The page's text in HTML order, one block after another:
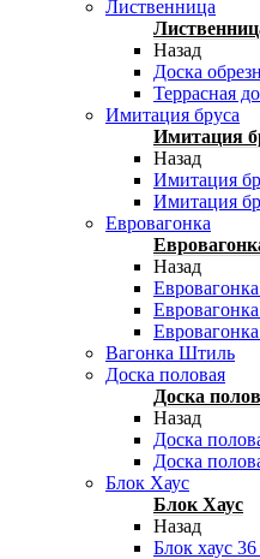
Лиственница
Назад
Доска
Террасная
Имитация бруса
Имитация
Назад
Имитация
Имитация
Евровагонка
Назад
Вагонка Штиль
Доска половая
Доска
Назад
Доска
Доска
Блок Хаус
Блок Хаус
Назад
Блок хаус